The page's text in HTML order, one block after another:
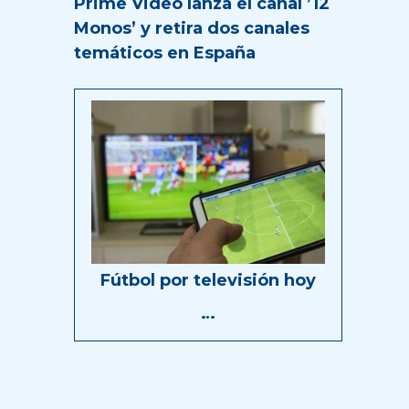
Monos’ y retira dos canales
temáticos en España
Fútbol por televisión hoy
…